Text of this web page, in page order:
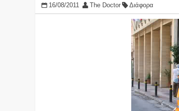
16/08/2011
The Doctor Διάφορα